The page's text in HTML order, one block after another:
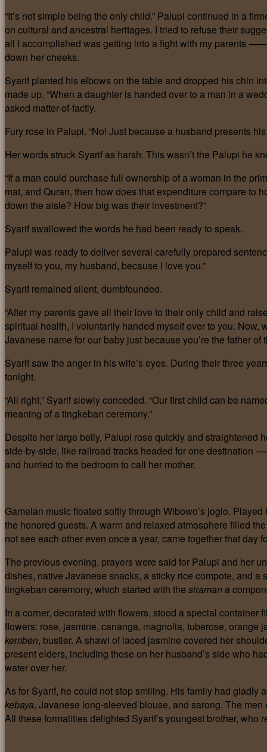
“It’s not simple being the only child.” Palupi continued in a
on cultural and ancestral heritages. I tried to refuse their
all I accomplished was getting into a fight with my parents
down her cheeks.
Syarif planted his elbows on the table and dropped his chin
made up. “When a daughter is handed over to a man in a
asked matter-of-factly.
Fury rose in Palupi. “No! Just because a husband presents
Her words struck Syarif as harsh. This wasn’t the Palupi he
“If a man could purchase full ownership of a woman in the
mat, and Quran, then how does that expenditure compare to
down the aisle? How big was their investment?”
Syarif swallowed the words he had been ready to speak.
Palupi was ready to deliver several carefully prepared
myself to you, my husband, because I love you.”
Syarif remained silent, dumbfounded.
“After my parents gave all their love to their only child and
spiritual health, I voluntarily handed myself over to you. Now,
Javanese name for our baby just because you’re the father of
Syarif saw the anger in his wife’s eyes. During their three
tonight.
“All right,” Syarif slowly conceded. “Our first child can be
meaning of a tingkeban ceremony.”
Despite her large belly, Palupi rose quickly and straightened
side-by-side, like railroad tracks headed for one destination
and hurried to the bedroom to call her mother.
Gamelan music floated softly through Wibowo’s joglo.
the honored guests. A warm and relaxed atmosphere filled
not see each other even once a year, came together that day
The previous evening, prayers were said for Palupi and her
dishes, native Javanese snacks, a sticky rice compote, and
tingkeban ceremony, which started with the siramana
In a corner, decorated with flowers, stood a special
flowers: rose, jasmine, cananga, magnolia, tuberose,
kemben, bustier. A shawl of laced jasmine covered her
present elders, including those on her husband’s side who
water over her.
As for Syarif, he could not stop smiling. His family had gladly
kebaya, Javanese long-sleeved blouse, and sarong. The
All these formalities delighted Syarif’s youngest brother, who